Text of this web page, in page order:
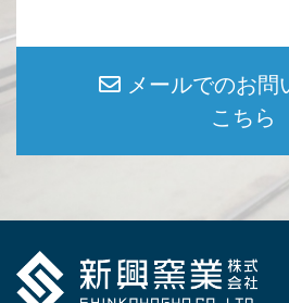
メールでのお問
こちら